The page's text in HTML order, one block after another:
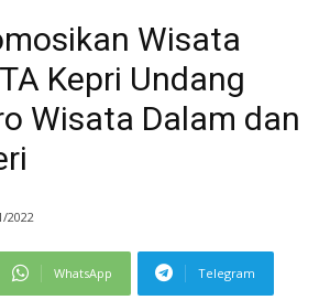
Wisata
Kepri Undang
Wisata Dalam dan
2022
WhatsApp Telegram